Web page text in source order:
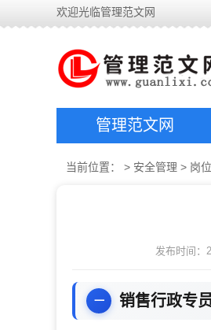
欢迎光临管理范文网
管理范文网
当前位置： > 安全管理 > 岗
发布时间：
销售行政专